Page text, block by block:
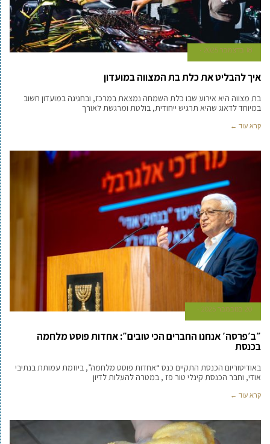
18 בדצמבר 2025
איך להבליט את כלת בת המצווה במועדון
בת מצווה היא אירוע שבו כלת השמחה נמצאת במרכז, ובחגיגה במועדון חשוב
במיוחד לדאוג שהיא תרגיש ייחודית, בולטת ומרגשת לאורך
קרא עוד ←
20 בנובמבר 2025
״ב׳פרסה׳ אנחנו החברים הכי טובים״: אחדות פוסט מלחמה
בכנסת
באודיטוריום הכנסת התקיים כנס “אחדות פוסט מלחמה”, ביוזמת עמותת בנתיבי
אודי, וחבר הכנסת קינלי טור פז , במטרה להעלות לדיון
קרא עוד ←